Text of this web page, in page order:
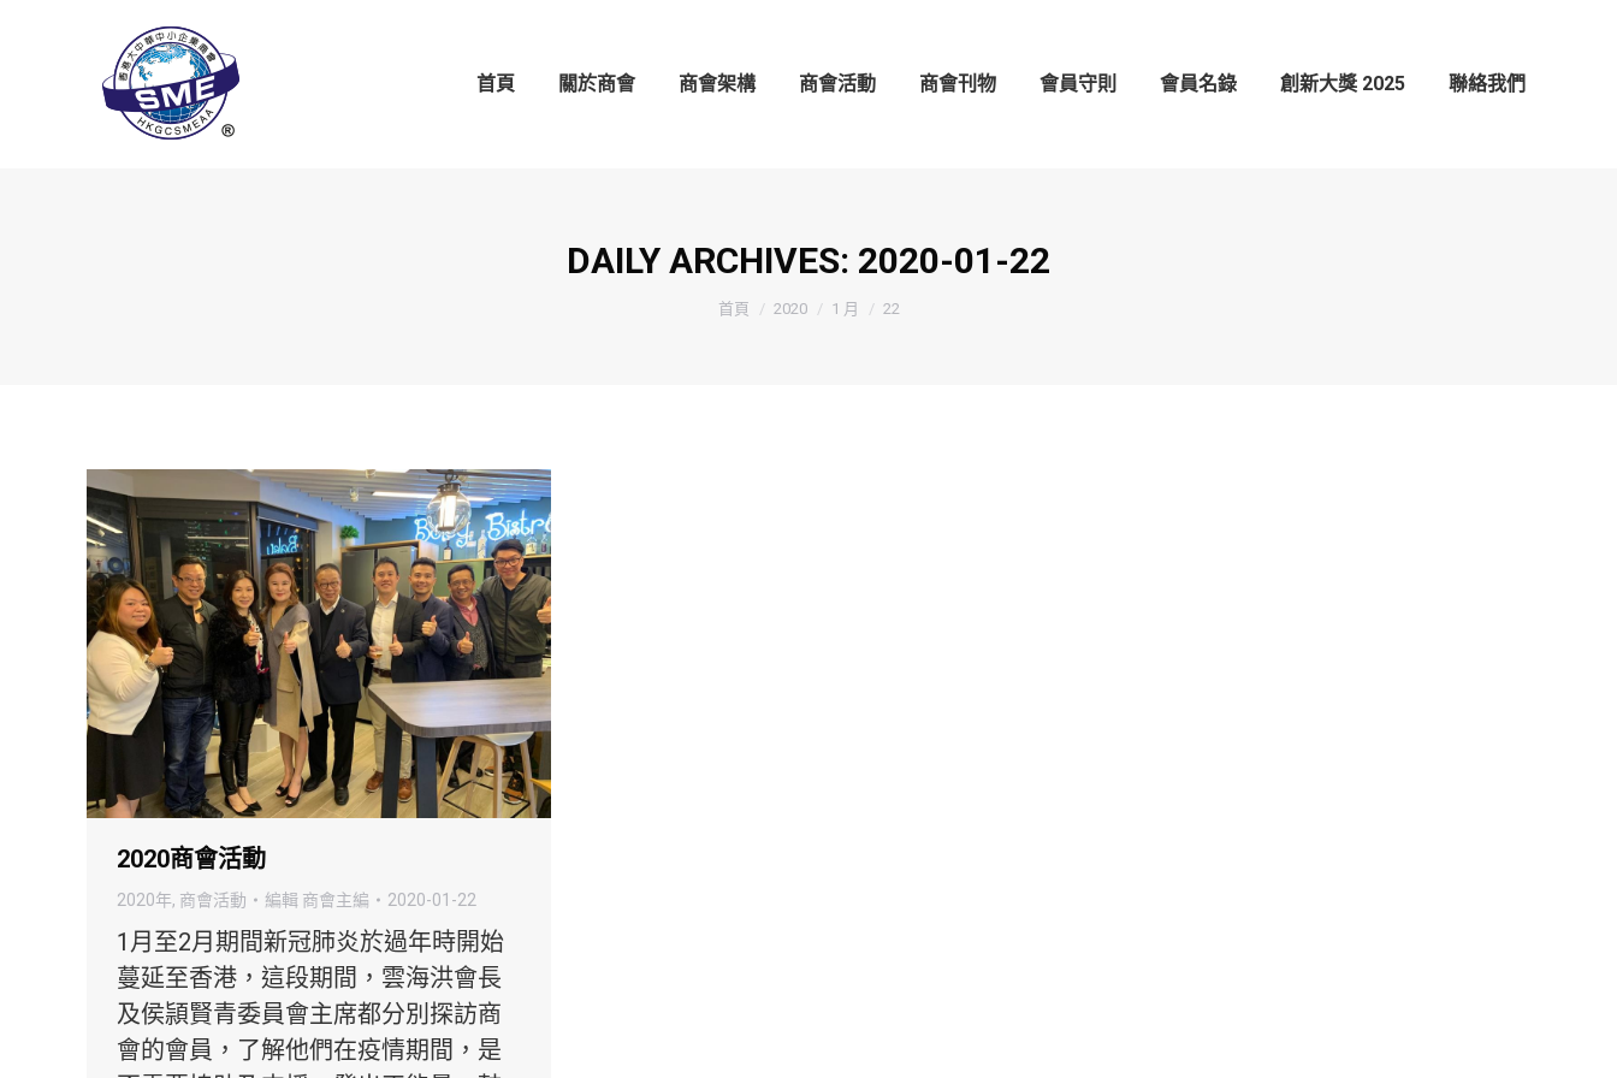
首頁 關於商會 商會架構 商會活動 商會刊物 會員守則 會員名錄 創新大獎 2025 聯絡我們
DAILY ARCHIVES: 2020-01-22
You are here:
首頁 2020 1 月 22
2020商會活動
2020年, 商會活動 編輯 商會主編 2020-01-22
1月至2月期間新冠肺炎於過年時開始
蔓延至香港，這段期間，雲海洪會長
及侯頴賢青委員會主席都分別探訪商
會的會員，了解他們在疫情期間，是